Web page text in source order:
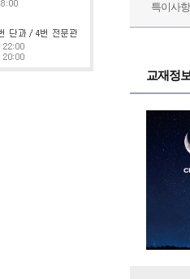
특이사항
교재정